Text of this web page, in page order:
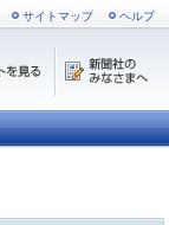
サイトマップ ヘルプ